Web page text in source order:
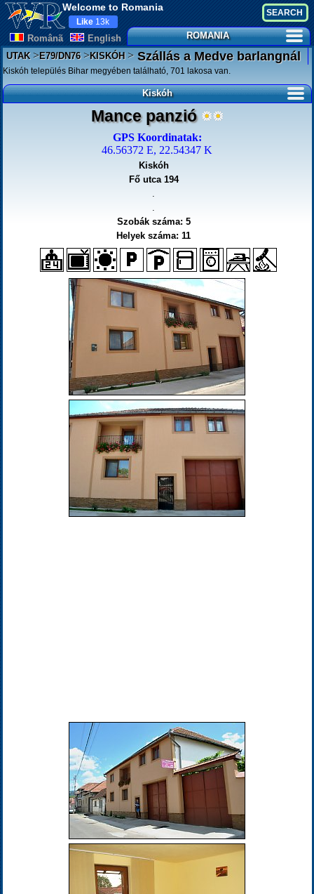
Welcome to Romania
Românã English
Like 13k
ROMANIA
UTAK>E79/DN76>KISKÓH>Szállás a Medve barlangnál
Kiskóh település Bihar megyében található, 701 lakosa van.
Kiskóh
Mance panzió
GPS Koordinatak:
46.56372 E, 22.54347 K
Kiskóh
Fő utca 194
.
.
Szobák száma: 5
Helyek száma: 11